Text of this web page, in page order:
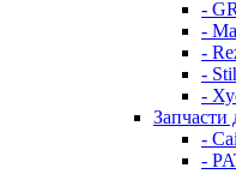
-
-
-
-
-
Запчасти
-
-